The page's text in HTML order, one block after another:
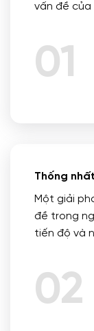
vấn đề của
01
Thống
Một giải
đề trong
tiến độ và
02